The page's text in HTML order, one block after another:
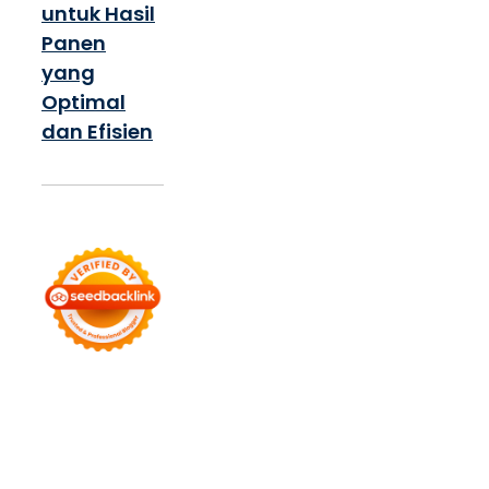
untuk Hasil
Panen
yang
Optimal
dan Efisien